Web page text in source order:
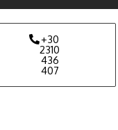
+30
2310
436
407